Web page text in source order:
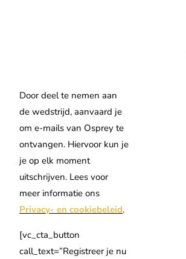
Door deel te nemen aan
de wedstrijd, aanvaard je
om e-mails van Osprey te
ontvangen. Hiervoor kun je
je op elk moment
uitschrijven. Lees voor
meer informatie ons
Privacy- en cookiebeleid.
[vc_cta_button
call_text=”Registreer je nu